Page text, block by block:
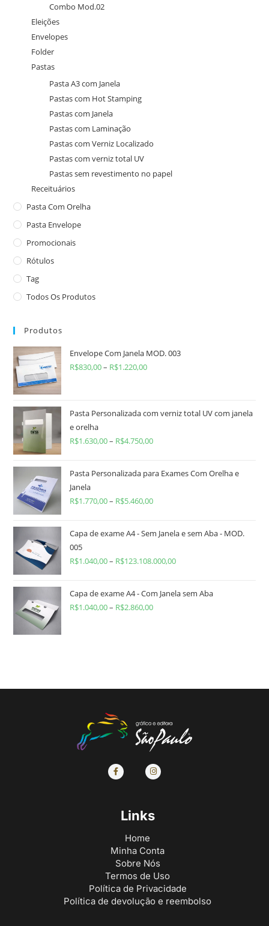
Combo Mod.02
Eleições
Envelopes
Folder
Pastas
Pasta A3 com Janela
Pastas com Hot Stamping
Pastas com Janela
Pastas com Laminação
Pastas com Verniz Localizado
Pastas com verniz total UV
Pastas sem revestimento no papel
Receituários
Pasta Com Orelha
Pasta Envelope
Promocionais
Rótulos
Tag
Todos Os Produtos
Produtos
Envelope Com Janela MOD. 003
R$830,00– R$1.220,00
Pasta Personalizada com verniz total UV com janela
e orelha
R$1.630,00– R$4.750,00
Pasta Personalizada para Exames Com Orelha e
Janela
R$1.770,00– R$5.460,00
Capa de exame A4 - Sem Janela e sem Aba - MOD.
005
R$1.040,00– R$123.108.000,00
Capa de exame A4 - Com Janela sem Aba
R$1.040,00– R$2.860,00
Links
Home
Minha Conta
Sobre Nós
Termos de Uso
Política de Privacidade
Política de devolução e reembolso